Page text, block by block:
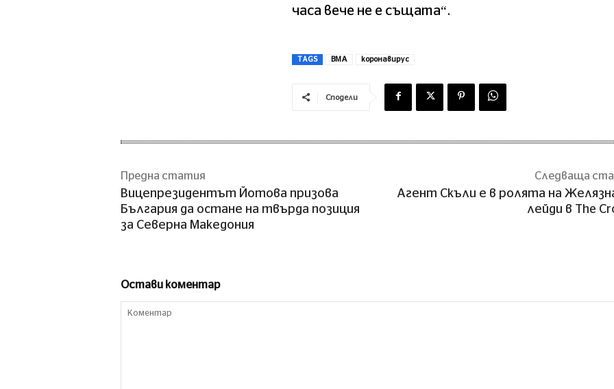
часа вече не е същата“.
TAGS ВМА коронавирус
Сподели
Предна статия
Вицепрезидентът Йотова призова
България да остане на твърда позиция
за Северна Македония
Следваща
Агент Скъли е в ролята на
лейди в The
Остави коментар